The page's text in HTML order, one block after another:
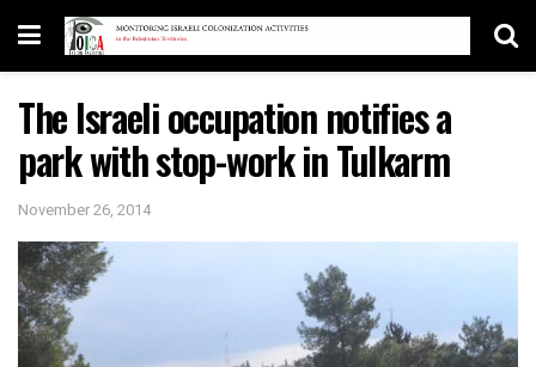
The Israeli occupation notifies a
park with stop-work in Tulkarm
November 26, 2014